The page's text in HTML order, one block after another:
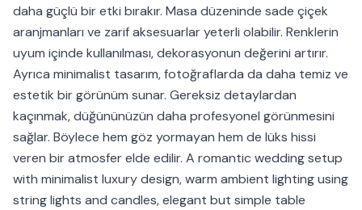
daha güçlü bir etki bırakır. Masa düzeninde sade çiçek
aranjmanları ve zarif aksesuarlar yeterli olabilir. Renklerin
uyum içinde kullanılması, dekorasyonun değerini artırır.
Ayrıca minimalist tasarım, fotoğraflarda da daha temiz ve
estetik bir görünüm sunar. Gereksiz detaylardan
kaçınmak, düğününüzün daha profesyonel görünmesini
sağlar. Böylece hem göz yormayan hem de lüks hissi
veren bir atmosfer elde edilir. A romantic wedding setup
with minimalist luxury design, warm ambient lighting using
string lights and candles, elegant but simple table